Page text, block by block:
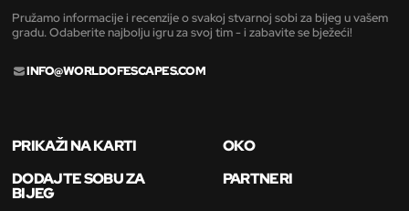
Pružamo informacije i recenzije o svakoj stvarnoj sobi za bijeg u vašem
gradu. Odaberite najbolju igru za svoj tim - i zabavite se bježeći!
INFO@WORLDOFESCAPES.COM
PRIKAŽI NA KARTI
OKO
DODAJTE SOBU ZA
BIJEG
PARTNERI